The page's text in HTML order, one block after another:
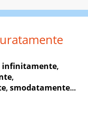
infinitamente,
,
,smodatamente...